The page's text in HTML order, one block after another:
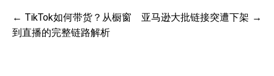
文
章
TikTok如何带货？从橱窗
到直播的完整链路解析
亚马逊大批链接突遭下架